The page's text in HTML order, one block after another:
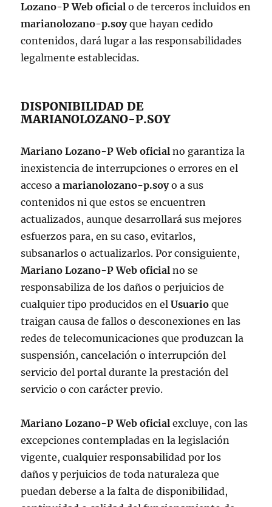
Lozano-P Web oficial o de terceros incluidos en
marianolozano-p.soyque hayan cedido
contenidos, dará lugar a las responsabilidades
legalmente establecidas.
DISPONIBILIDAD DE
MARIANOLOZANO-P.SOY
Mariano Lozano-P Web oficial no garantiza la
inexistencia de interrupciones o errores en el
acceso amarianolozano-p.soyo a sus
contenidos ni que estos se encuentren
actualizados, aunque desarrollará sus mejores
esfuerzos para, en su caso, evitarlos,
subsanarlos o actualizarlos. Por consiguiente,
Mariano Lozano-P Web oficial no se
responsabiliza de los daños o perjuicios de
cualquier tipo producidos en elUsuario que
traigan causa de fallos o desconexiones en las
redes de telecomunicaciones que produzcan la
suspensión, cancelación o interrupción del
servicio del portal durante la prestación del
servicio o con carácter previo.
Mariano Lozano-P Web oficial excluye, con las
excepciones contempladas en la legislación
vigente, cualquier responsabilidad por los
daños y perjuicios de toda naturaleza que
puedan deberse a la falta de disponibilidad,